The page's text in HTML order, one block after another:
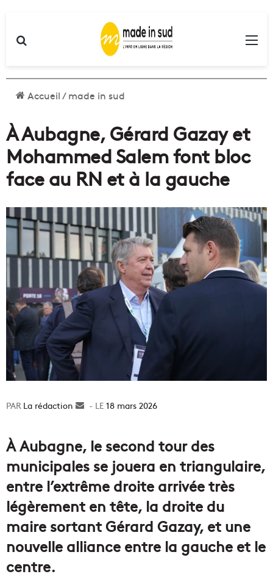
Accueil/made in sud
À Aubagne, Gérard Gazay et
Mohammed Salem font bloc
face au RN et à la gauche
La rédaction
Envoyer18 mars 2026
À Aubagne, le second tour des
municipales se jouera en triangulaire,
entre l’extrême droite arrivée très
légèrement en tête, la droite du
maire sortant Gérard Gazay, et une
nouvelle alliance entre la gauche et le
centre.